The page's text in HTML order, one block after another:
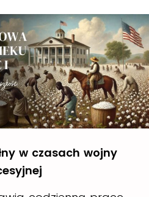
w czasach wojny